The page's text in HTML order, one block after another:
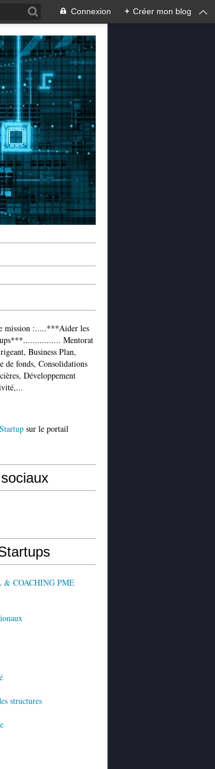
Connexion + Créer mon blog
mission :.....***Aider les
Mentorat
Business Plan,
de fonds, Consolidations
Développement
sur le portail
& COACHING PME
structures